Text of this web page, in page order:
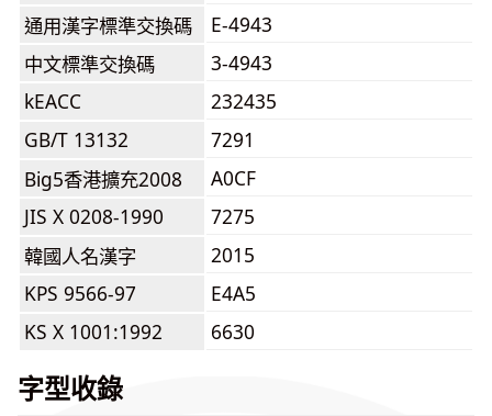
通用漢字標準交換碼
E-4943
中文標準交換碼
3-4943
kEACC
232435
GB/T 13132
7291
Big5香港擴充2008
A0CF
JIS X 0208-1990
7275
韓國人名漢字
2015
KPS 9566-97
E4A5
KS X 1001:1992
6630
字型收錄